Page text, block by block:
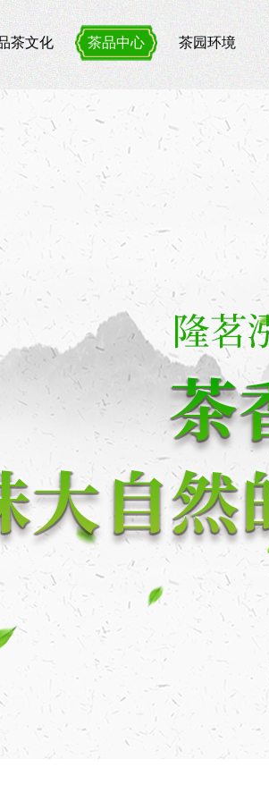
茶文化 茶品中心 茶园环境